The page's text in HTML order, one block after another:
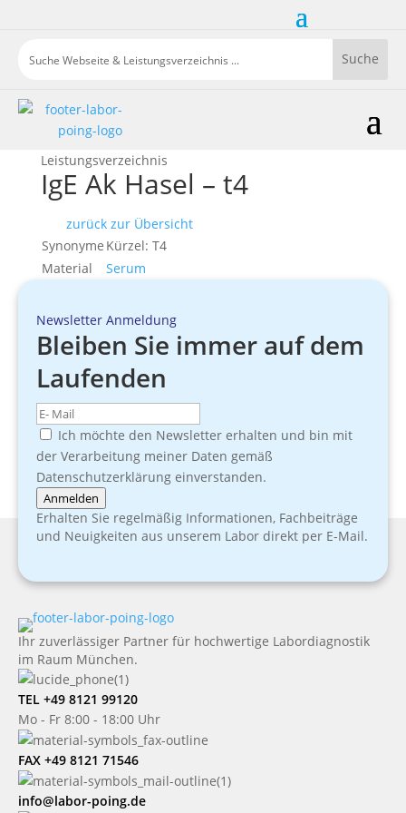
Leistungsverzeichnis
IgE Ak Hasel – t4
zurück zur Übersicht
Synonyme Kürzel: T4
Material
Serum
Newsletter Anmeldung
Bleiben Sie immer auf dem
Laufenden
Ich möchte den Newsletter erhalten und bin mit
der Verarbeitung meiner Daten gemäß
Datenschutzerklärung einverstanden.
Anmelden
Erhalten Sie regelmäßig Informationen, Fachbeiträge
und Neuigkeiten aus unserem Labor direkt per E-Mail.
Ihr zuverlässiger Partner für hochwertige Labordiagnostik
im Raum München.
TEL +49 8121 99120
Mo - Fr 8:00 - 18:00 Uhr
FAX +49 8121 71546
info@labor-poing.de